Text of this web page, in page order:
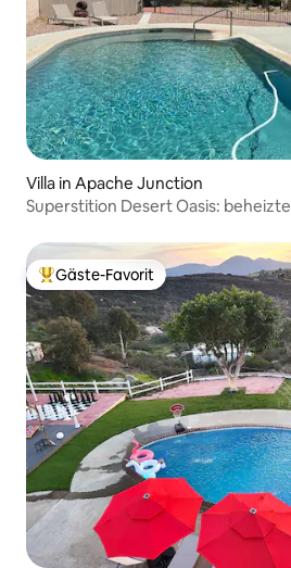
Villa in Apache Junction
Superstition Desert Oasis:
Beliebter Gäste-Favorit.
Gäste-Favorit